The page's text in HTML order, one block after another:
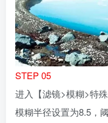
STEP 05
进入【滤镜>模糊>特
模糊半径设置为8.5，